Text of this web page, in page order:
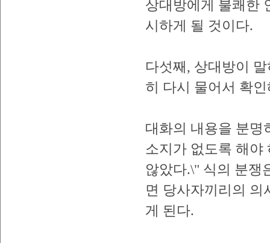
상대방에게 불쾌한
시하게 될 것이다.
다섯째, 상대방이
히 다시 물어서 확
대화의 내용을 분명
소지가 없도록 해야
않았다.\" 식의 분쟁
면 당사자끼리의 의
게 된다.